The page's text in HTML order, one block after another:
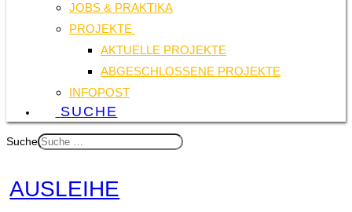
JOBS & PRAKTIKA
PROJEKTE
AKTUELLE PROJEKTE
ABGESCHLOSSENE PROJEKTE
INFOPOST
SUCHE
Suche
AUSLEIHE